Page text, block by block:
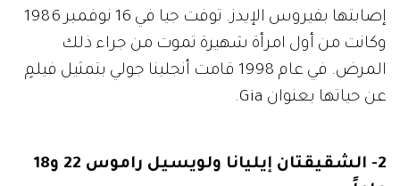
إصابتها بفيروس الإيدز. توفت جيا في 16 نوفمبر 1986
وكانت من أول امرأة شهيرة تموت من جراء ذلك
المرض. في عام 1998 قامت أنجلينا جولي بتمثيل فيلمٍ
عن حياتها بعنوان Gia.
2- الشقيقتان إيليانا ولويسيل راموس 22 و18